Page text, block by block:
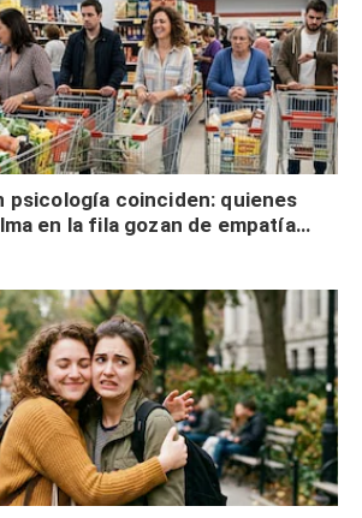
psicología coinciden: quienes
en la fila gozan de empatía
y no solo tienen autocontrol